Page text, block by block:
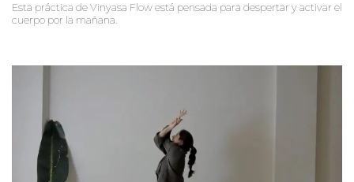
Esta práctica de Vinyasa Flow está pensada para despertar y activar el
cuerpo por la mañana.